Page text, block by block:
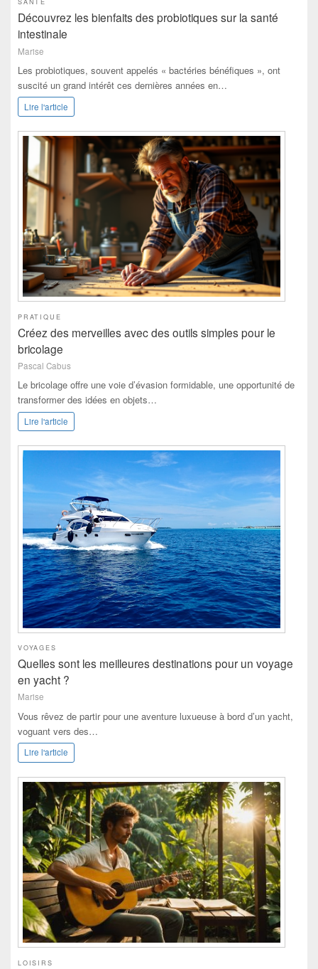
SANTÉ
Découvrez les bienfaits des probiotiques sur la santé
intestinale
Marise
Les probiotiques, souvent appelés « bactéries bénéfiques », ont
suscité un grand intérêt ces dernières années en…
Lire l'article
PRATIQUE
Créez des merveilles avec des outils simples pour le
bricolage
Pascal Cabus
Le bricolage offre une voie d’évasion formidable, une opportunité de
transformer des idées en objets…
Lire l'article
VOYAGES
Quelles sont les meilleures destinations pour un voyage
en yacht ?
Marise
Vous rêvez de partir pour une aventure luxueuse à bord d’un yacht,
voguant vers des…
Lire l'article
LOISIRS